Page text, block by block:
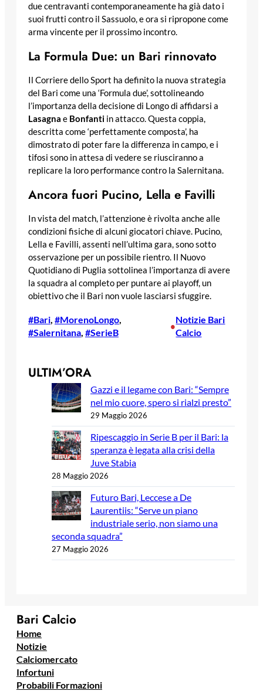
due centravanti contemporaneamente ha già dato i
suoi frutti contro il Sassuolo, e ora si ripropone come
arma vincente per il prossimo incontro.
La Formula Due: un Bari rinnovato
Il Corriere dello Sport ha definito la nuova strategia
del Bari come una ‘Formula due’, sottolineando
l’importanza della decisione di Longo di affidarsi a
Lasagna e Bonfanti in attacco. Questa coppia,
descritta come ‘perfettamente composta’, ha
dimostrato di poter fare la differenza in campo, e i
tifosi sono in attesa di vedere se riusciranno a
replicare la loro performance contro la Salernitana.
Ancora fuori Pucino, Lella e Favilli
In vista del match, l’attenzione è rivolta anche alle
condizioni fisiche di alcuni giocatori chiave. Pucino,
Lella e Favilli, assenti nell’ultima gara, sono sotto
osservazione per un possibile rientro. Il Nuovo
Quotidiano di Puglia sottolinea l’importanza di avere
la squadra al completo per puntare ai playoff, un
obiettivo che il Bari non vuole lasciarsi sfuggire.
#Bari, #MorenoLongo
#Salernitana, #SerieB
•
Notizie Bari
Calcio
ULTIM’ORA
Gazzi e il legame con Bari: “Sempre
nel mio cuore, spero si rialzi presto”
29 Maggio 2026
Ripescaggio in Serie B per il Bari: la
speranza è legata alla crisi della
Juve Stabia
28 Maggio 2026
Futuro Bari, Leccese a De
Laurentiis: “Serve un piano
industriale serio, non siamo una
seconda squadra”
27 Maggio 2026
Bari Calcio
Home
Notizie
Calciomercato
Infortuni
Probabili Formazioni